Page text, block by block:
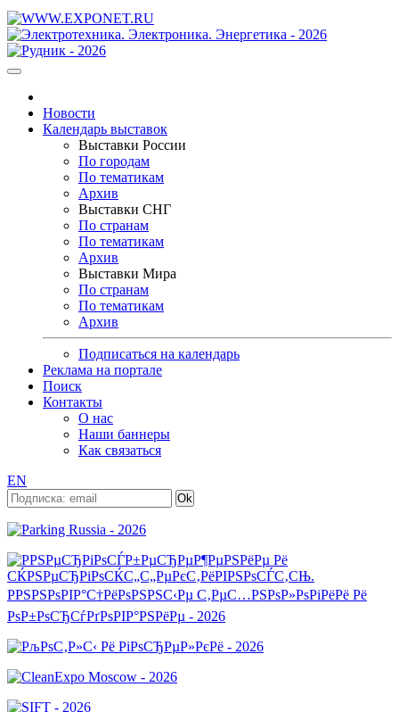
Новости
Календарь выставок
Выставки России
По городам
По тематикам
Архив
Выставки СНГ
По странам
По тематикам
Архив
Выставки Мира
По странам
По тематикам
Архив
Подписаться на календарь
Реклама на портале
Поиск
Контакты
О нас
Наши баннеры
Как связаться
EN